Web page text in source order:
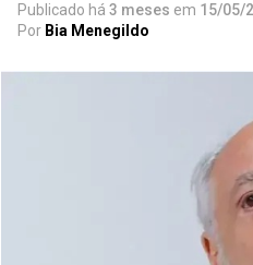
Publicado há 3 meses em 15/05/
Por Bia Menegildo